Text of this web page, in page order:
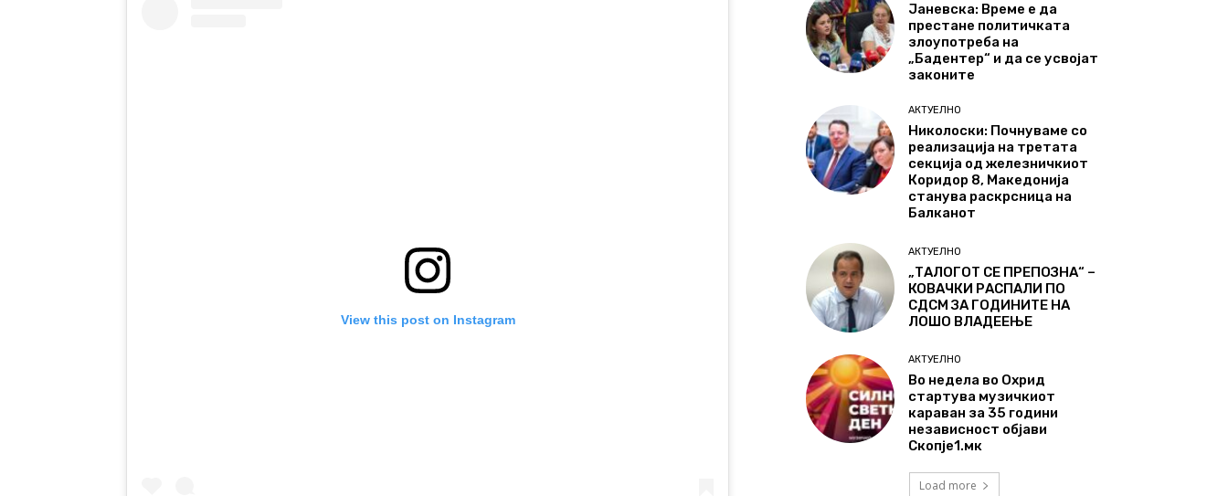
View this post on Instagram
Јаневска: Време е да
престане политичката
злоупотреба на
„Бадентер“ и да се усвојат
законите
АКТУЕЛНО
Николоски: Почнуваме со
реализација на третата
секција од железничкиот
Коридор 8, Македонија
станува раскрсница на
Балканот
АКТУЕЛНО
„ТАЛОГОТ СЕ ПРЕПОЗНА“ –
КОВАЧКИ РАСПАЛИ ПО
СДСМ ЗА ГОДИНИТЕ НА
ЛОШО ВЛАДЕЕЊЕ
АКТУЕЛНО
Во недела во Охрид
стартува музичкиот
караван за 35 години
независност објави
Скопје1.мк
Load more